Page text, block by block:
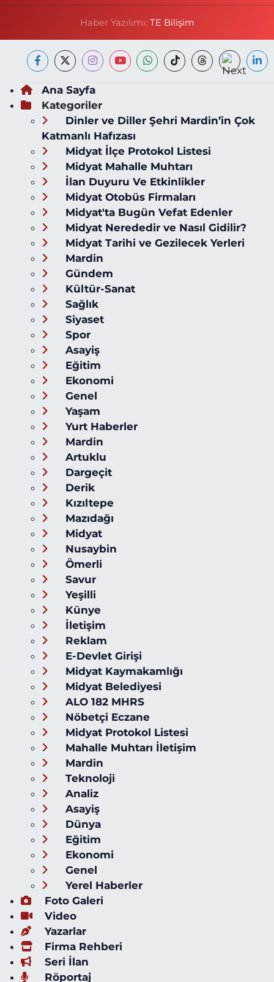
Haber Yazılımı: TE Bilişim
Ana Sayfa
Kategoriler
Dinler ve Diller Şehri Mardin’in Çok
Katmanlı Hafızası
Midyat İlçe Protokol Listesi
Midyat Mahalle Muhtarı
İlan Duyuru Ve Etkinlikler
Midyat Otobüs Firmaları
Midyat'ta Bugün Vefat Edenler
Midyat Nerededir ve Nasıl Gidilir?
Midyat Tarihi ve Gezilecek Yerleri
Mardin
Gündem
Kültür-Sanat
Sağlık
Siyaset
Spor
Asayiş
Eğitim
Ekonomi
Genel
Yaşam
Yurt Haberler
Mardin
Artuklu
Dargeçit
Derik
Kızıltepe
Mazıdağı
Midyat
Nusaybin
Ömerli
Savur
Yeşilli
Künye
İletişim
Reklam
E-Devlet Girişi
Midyat Kaymakamlığı
Midyat Belediyesi
ALO 182 MHRS
Nöbetçi Eczane
Midyat Protokol Listesi
Mahalle Muhtarı İletişim
Mardin
Teknoloji
Analiz
Asayiş
Dünya
Eğitim
Ekonomi
Genel
Yerel Haberler
Foto Galeri
Video
Yazarlar
Firma Rehberi
Seri İlan
Röportaj